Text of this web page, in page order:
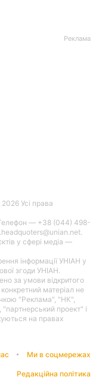
Реклама
Усі права
— +38 (044) 498-
у сфері медіа —
інформації УНІАН у
згоди УНІАН.
за умови відкритого
матеріал не
"Реклама", "НК",
проект" і
на правах
Ми в соцмережах
Редакційна політика